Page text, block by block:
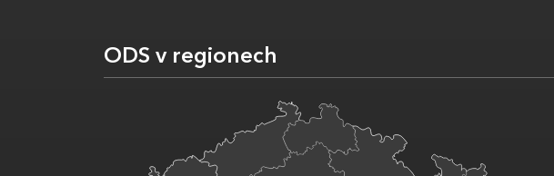
ODS v regionech